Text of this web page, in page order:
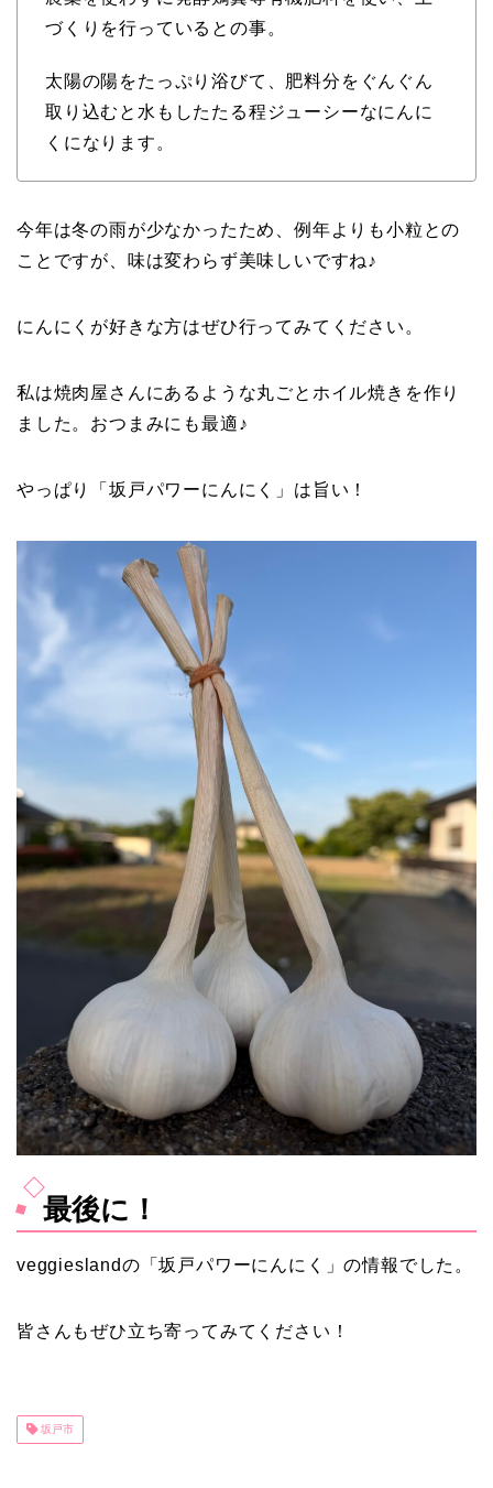
づくりを行っているとの事。
太陽の陽をたっぷり浴びて、肥料分をぐんぐん
取り込むと水もしたたる程ジューシーなにんに
くになります。
今年は冬の雨が少なかったため、例年よりも小粒との
ことですが、味は変わらず美味しいですね♪
にんにくが好きな方はぜひ行ってみてください。
私は焼肉屋さんにあるような丸ごとホイル焼きを作り
ました。おつまみにも最適♪
やっぱり「坂戸パワーにんにく」は旨い！
最後に！
veggieslandの「坂戸パワーにんにく」の情報でした。
皆さんもぜひ立ち寄ってみてください！
坂戸市